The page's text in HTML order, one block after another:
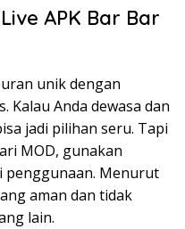
APK Bar Bar
unik dengan
Kalau Anda dewasa dan
jadi pilihan seru. Tapi
MOD, gunakan
penggunaan. Menurut
aman dan tidak
lain.